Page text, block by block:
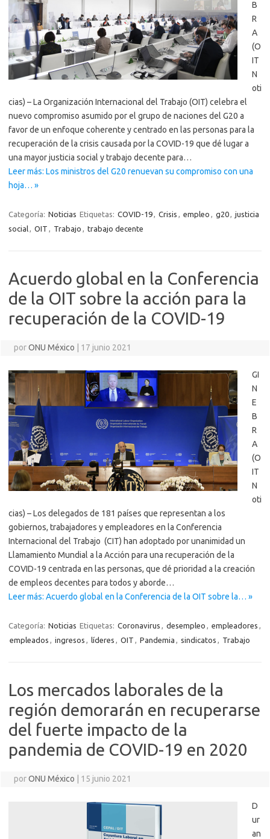
B
R
A
(O
IT
N
oti
cias) – La Organización Internacional del Trabajo (OIT) celebra el
nuevo compromiso asumido por el grupo de naciones del G20 a
favor de un enfoque coherente y centrado en las personas para la
recuperación de la crisis causada por la COVID-19 que dé lugar a
una mayor justicia social y trabajo decente para…
Leer más: Los ministros del G20 renuevan su compromiso con una
hoja… »
Categoría: Noticias Etiquetas: COVID-19, Crisis , empleo , g20, justicia
social, OIT , Trabajo , trabajo decente
Acuerdo global en la Conferencia
de la OIT sobre la acción para la
recuperación de la COVID-19
porONU México 17 junio 2021
GI
N
E
B
R
A
(O
IT
N
oti
cias) – Los delegados de 181 países que representan a los
gobiernos, trabajadores y empleadores en la Conferencia
Internacional del Trabajo (CIT) han adoptado por unanimidad un
Llamamiento Mundial a la Acción para una recuperación de la
COVID-19 centrada en las personas, que dé prioridad a la creación
de empleos decentes para todos y aborde…
Leer más: Acuerdo global en la Conferencia de la OIT sobre la… »
Categoría: Noticias Etiquetas: Coronavirus , desempleo , empleadores ,
empleados , ingresos , líderes , OIT , Pandemia , sindicatos , Trabajo
Los mercados laborales de la
región demorarán en recuperarse
del fuerte impacto de la
pandemia de COVID-19 en 2020
porONU México 15 junio 2021
D
ur
an